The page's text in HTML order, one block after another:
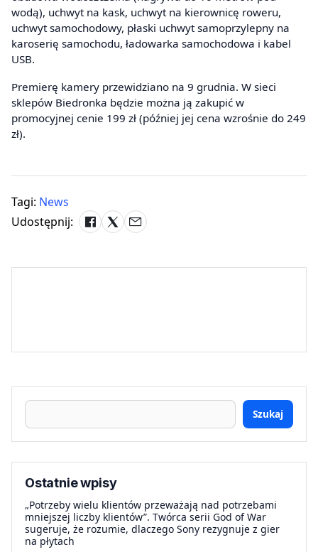
wodą), uchwyt na kask, uchwyt na kierownicę roweru,
uchwyt samochodowy, płaski uchwyt samoprzylepny na
karoserię samochodu, ładowarka samochodowa i kabel
USB.
Premierę kamery przewidziano na 9 grudnia. W sieci
sklepów Biedronka będzie można ją zakupić w
promocyjnej cenie 199 zł (później jej cena wzrośnie do 249
zł).
Tagi: News
Udostępnij:
Szukaj
Ostatnie wpisy
„Potrzeby wielu klientów przeważają nad potrzebami
mniejszej liczby klientów”. Twórca serii God of War
sugeruje, że rozumie, dlaczego Sony rezygnuje z gier
na płytach